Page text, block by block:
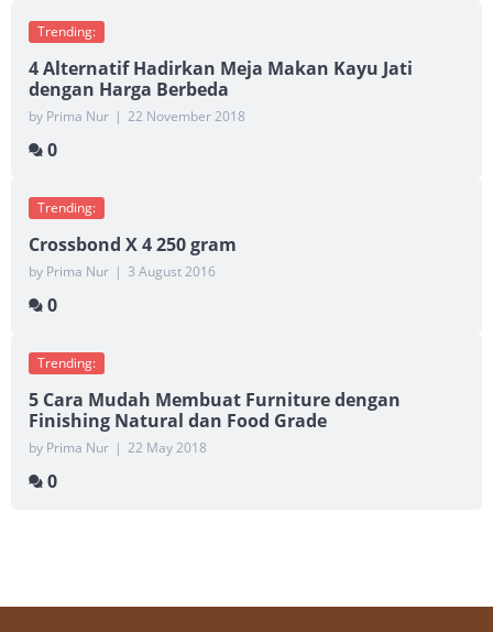
Trending:
4 Alternatif Hadirkan Meja Makan Kayu Jati
dengan Harga Berbeda
by Prima Nur | 22 November 2018
0
Trending:
Crossbond X 4 250 gram
by Prima Nur | 3 August 2016
0
Trending:
5 Cara Mudah Membuat Furniture dengan
Finishing Natural dan Food Grade
by Prima Nur | 22 May 2018
0